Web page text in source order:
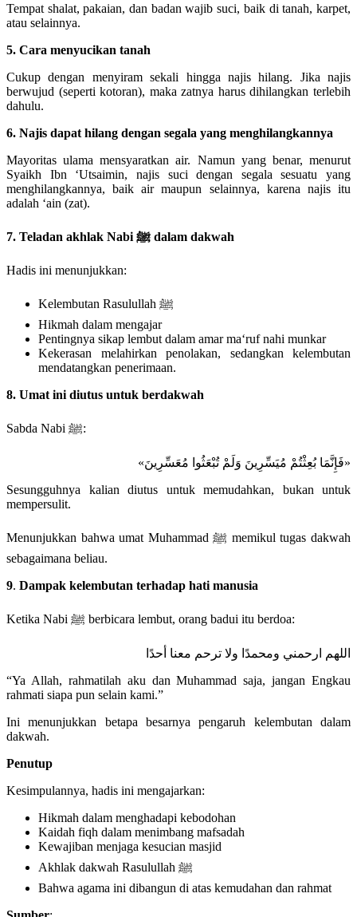
Tempat shalat, pakaian, dan badan wajib suci, baik di tanah, karpet,
atau selainnya.
5. Cara menyucikan tanah
Cukup dengan menyiram sekali hingga najis hilang. Jika najis
berwujud (seperti kotoran), maka zatnya harus dihilangkan terlebih
dahulu.
6. Najis dapat hilang dengan segala yang menghilangkannya
Mayoritas ulama mensyaratkan air. Namun yang benar, menurut
Syaikh Ibn ‘Utsaimin, najis suci dengan segala sesuatu yang
menghilangkannya, baik air maupun selainnya, karena najis itu
adalah ‘ain (zat).
7. Teladan akhlak Nabi ﷺ dalam dakwah
Hadis ini menunjukkan:
Kelembutan Rasulullah ﷺ
Hikmah dalam mengajar
Pentingnya sikap lembut dalam amar ma‘ruf nahi munkar
Kekerasan melahirkan penolakan, sedangkan kelembutan
mendatangkan penerimaan.
8. Umat ini diutus untuk berdakwah
Sabda Nabi ﷺ:
«فَإِنَّمَا بُعِثْتُمْ مُيَسِّرِينَ وَلَمْ تُبْعَثُوا مُعَسِّرِينَ»
Sesungguhnya kalian diutus untuk memudahkan, bukan untuk
mempersulit.
Menunjukkan bahwa umat Muhammad ﷺ memikul tugas dakwah
sebagaimana beliau.
9. Dampak kelembutan terhadap hati manusia
Ketika Nabi ﷺ berbicara lembut, orang badui itu berdoa:
اللهم ارحمني ومحمدًا ولا ترحم معنا أحدًا
“Ya Allah, rahmatilah aku dan Muhammad saja, jangan Engkau
rahmati siapa pun selain kami.”
Ini menunjukkan betapa besarnya pengaruh kelembutan dalam
dakwah.
Penutup
Kesimpulannya, hadis ini mengajarkan:
Hikmah dalam menghadapi kebodohan
Kaidah fiqh dalam menimbang mafsadah
Kewajiban menjaga kesucian masjid
Akhlak dakwah Rasulullah ﷺ
Bahwa agama ini dibangun di atas kemudahan dan rahmat